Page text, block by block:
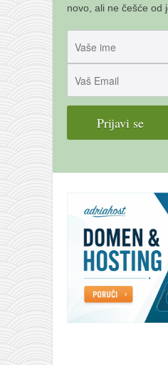
novo, ali ne češće od